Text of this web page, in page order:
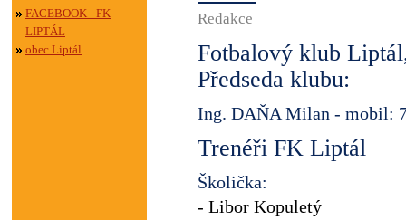
FACEBOOK - FK
LIPTÁL
obec Liptál
Redakce
Fotbalový klub
Předseda klubu:
Ing. DAŇA Milan - mobil:
Trenéři FK Liptál
Školička:
- Libor Kopuletý